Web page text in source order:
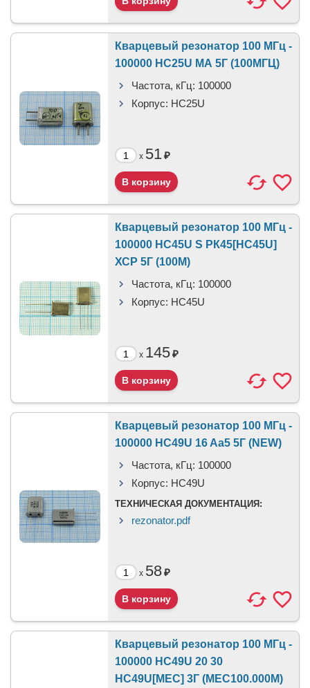
Кварцевый резонатор 100 МГц -
100000 HC25U МА 5Г (100МГЦ)
Частота, кГц: 100000
Корпус: HC25U
x 51₽
Кварцевый резонатор 100 МГц -
100000 HC45U S РК45[HC45U]
ХСР 5Г (100М)
Частота, кГц: 100000
Корпус: HC45U
x 145₽
Кварцевый резонатор 100 МГц -
100000 HC49U 16 Aa5 5Г (NEW)
Частота, кГц: 100000
Корпус: HC49U
ТЕХНИЧЕСКАЯ ДОКУМЕНТАЦИЯ:
rezonator.pdf
x 58₽
Кварцевый резонатор 100 МГц -
100000 HC49U 20 30
HC49U[MEC] 3Г (MEC100.000M)